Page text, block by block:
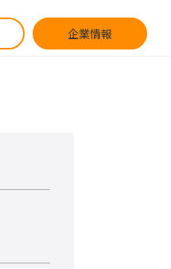
企業情報